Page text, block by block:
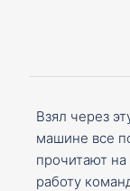
Взял через
машине все
прочитают
работу